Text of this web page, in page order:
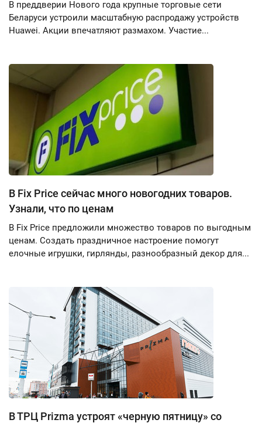
В преддверии Нового года крупные торговые сети
Беларуси устроили масштабную распродажу устройств
Huawei. Акции впечатляют размахом. Участие...
В Fix Price сейчас много новогодних товаров.
Узнали, что по ценам
В Fix Price предложили множество товаров по выгодным
ценам. Создать праздничное настроение помогут
елочные игрушки, гирлянды, разнообразный декор для...
В ТРЦ Prizma устроят «черную пятницу» со